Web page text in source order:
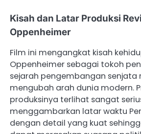
Kisah dan Latar Produksi
Oppenheimer
Film ini mengangkat kisah
Oppenheimer sebagai tokoh
sejarah pengembangan senjata
mengubah arah dunia modern.
produksinya terlihat sangat
menggambarkan latar waktu
dengan detail yang kuat